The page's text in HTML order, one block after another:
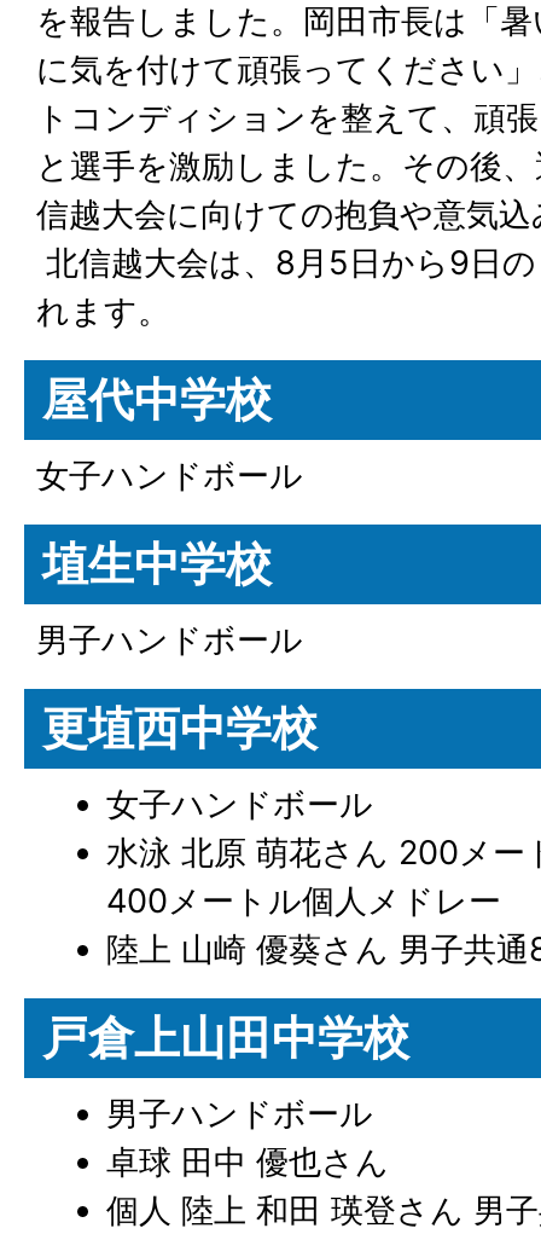
を報告しました。岡田市長は「
に気を付けて頑張ってください
トコンディションを整えて、頑
と選手を激励しました。その後
信越大会に向けての抱負や意気
北信越大会は、8月5日から9日
れます。
屋代中学校
女子ハンドボール
埴生中学校
男子ハンドボール
更埴西中学校
女子ハンドボール
水泳 北原 萌花さん 200メー
400メートル個人メドレー
陸上 山崎 優葵さん 男子共
戸倉上山田中学校
男子ハンドボール
卓球 田中 優也さん
個人 陸上 和田 瑛登さん 男